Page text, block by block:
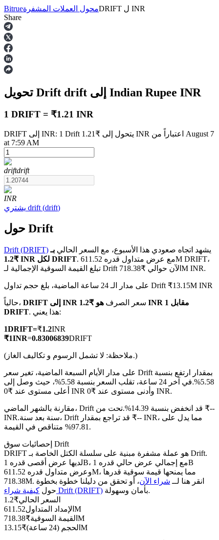
العقود الآجلة
العقود الآجلة لـ COIN-M
العقود الآجلة للعملات المشفرة
مشتقات الأسهم والعملات الأجنبية والمعادن الثمينة والسلع
العقود الآجلة باستخدام USDC كضمان
Bitrueمحول العملات المشفرةDRIFT ل INR
Share
تحويل Drift drift إلى Indian Rupee INR
1 DRIFT = ₹1.21 INR
DRIFT إلى INR: 1 Drift يتحول إلى ₹1.21 INR اعتباراً من August 7
at 7:59 AM
driftdrift
INR
يشتري drift (drift)
حول Drift
Drift (DRIFT) يشهد اتجاه صعودي هذا الأسبوع، مع السعر الحالي بـ
₹1.2 INR لكل DRIFT. مع عرض متداول قدره 611.52M DRIFT،
تبلغ القيمة السوقية الإجمالية لـ Drift الآن حوالي ₹718.38M INR.
على مدار الـ 24 ساعة الماضية، بلغ حجم تداول Drift ₹13.15M INR
حالياً، DRIFT إلى INR سعر الصرف
هو ₹1.2 INR مقابل 1
DRIFT
. هذا يعني:
1DRIFT=₹1.2INR
₹1INR=0.83006839DRIFT
(ملاحظة: لا تشمل الرسوم و تكاليف الغاز.)
على مدار الأيام السبعة الماضية، تغير سعر Drift بمقدار ارتفع بنسبة
5.58%.
في آخر 24 ساعة، تقلب السعر بنسبة 5.58%، حيث وصل إلى
أعلى مستوى عند ₹0 INR وأدنى مستوى عند ₹0 INR.
مقارنة بالشهر الماضي، Drift قد انخفض بنسبة 14.39%.تحت من ₹--
INR.سنة بعد سنة، Drift قد تراجع بمقدار ₹-- INR، مما يدل على
97.81% متناقص في القيمة.
إحصائيات سوق Drift
DRIFT هو عملة مشفرة مبنية على سلسلة الكتل الخاصة بـ Drift.
لديها عرض أقصى قدره 1B، مع إجمالي عرض حالي قدره 1B
وعرض متداول قدره 611.52M، مما يمنحها قيمة سوقية قدرها
718.38M. انقر هنا لــ شراء الآن، أو تحقق من دليلنا خطوة بخطوة
حول كيفية شراء Drift (DRIFT)
بأمان وسهولة.
السعر الحالي₹
1.2
الإمداد المتداول 611.52M
القيمة السوقية₹
718.38M
الحجم (24 ساعة)
₹ 13.15M